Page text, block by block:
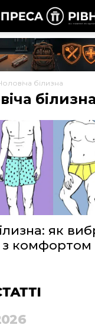
білизна
білизна
як
з комфортом